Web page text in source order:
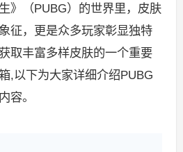
》（PUBG）的世界里，皮肤
征，更是众多玩家彰显独特
取丰富多样皮肤的一个重要
,以下为大家详细介绍PUBG
容。